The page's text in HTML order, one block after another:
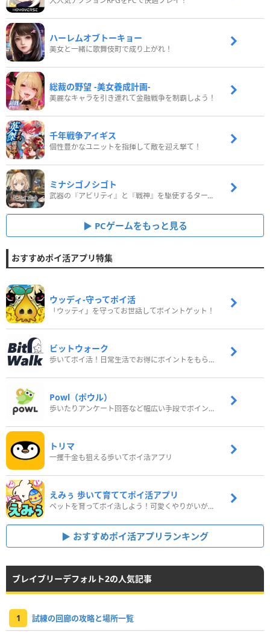
ハーレムオブトーキョー
美女と一緒に歌舞伎町で成り上がれ！
総裁の野望 -美女養成計画-
美麗なキャラを引き連れて金融戦争を制覇しよう！
千年戦争アイギス
個性豊かなユニットを指揮して敵を迎え撃て！
ミナシゴノシゴト
武器の『アビリティ』と『戦神』を駆使するターン制コマンドバトルRPG！
PCゲームをもっと見る
おすすめポイ活アプリ特集
ウッディ‐守ってポイ活
「ウッディ」を守ってお世話してポイントゲット！
ビットウォーク
歩いてポイ活！日常生活でお得にポイントをもらおう
Powl（ポウル）
歩いたりアンケート回答など幅広い手段でポイントをゲット
トリマ
一攫千金も狙える歩いてポイ活アプリ
えみぅ 歩いて育ててポイ活アプリ
ペットを育ってポイ活しよう！可愛くやりがいがある新感覚アプリ
おすすめポイ活アプリランキング
ブレイブリーデフォルト2の人気記事
1 試練の回廊の攻略と場所一覧